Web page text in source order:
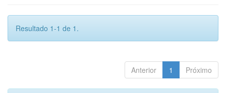
Resultado 1-1 de 1.
Anterior 1 Próximo